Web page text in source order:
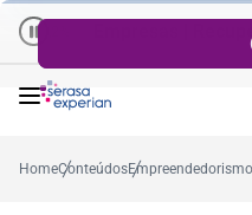
Empresas |
no ano
HomeConteúdosEmpreendedorismo